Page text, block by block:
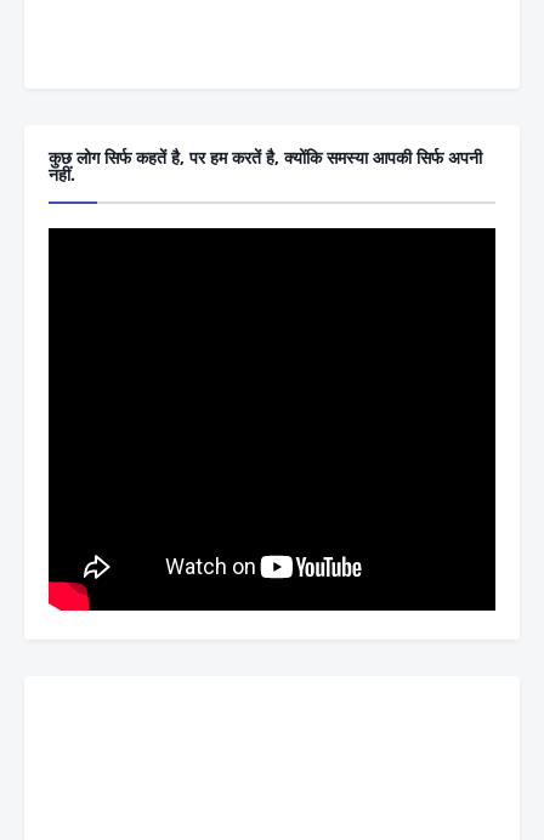
कुछ लोग सिर्फ कहतें है, पर हम करतें है, क्योंकि समस्या आपकी सिर्फ अपनी
नहीं.